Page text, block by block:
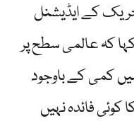
کے ایڈیشنل
کہ عالمی سطح پر
کمی کے باوجود
فائدہ نہیں